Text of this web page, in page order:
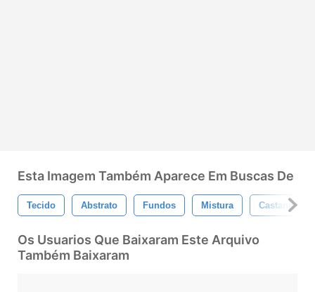
Esta Imagem Também Aparece Em Buscas De
Tecido Abstrato Fundos Mistura Castanho
Os Usuarios Que Baixaram Este Arquivo
Também Baixaram